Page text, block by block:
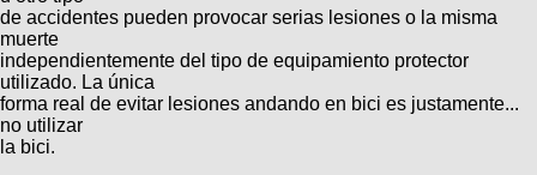
Fotos
mas
votadas
de accidentes pueden provocar serias lesiones o la misma
muerte
independientemente del tipo de equipamiento protector
utilizado. La única
forma real de evitar lesiones andando en bici es justamente...
no utilizar
la bici.